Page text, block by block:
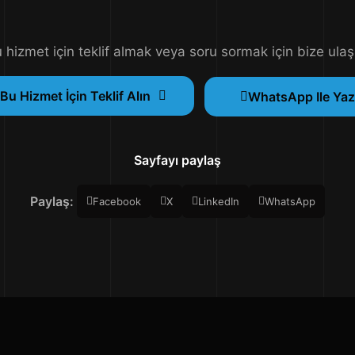
hizmet için teklif almak veya soru sormak için bize
Bu Hizmet İçin Teklif Alın WhatsApp Ile Yaz
Sayfayı paylaş
Paylaş: Facebook X LinkedIn WhatsApp